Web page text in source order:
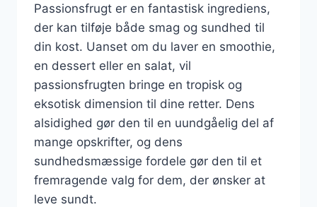
Passionsfrugt er en fantastisk ingrediens,
der kan tilføje både smag og sundhed til
din kost. Uanset om du laver en smoothie,
en dessert eller en salat, vil
passionsfrugten bringe en tropisk og
eksotisk dimension til dine retter. Dens
alsidighed gør den til en uundgåelig del af
mange opskrifter, og dens
sundhedsmæssige fordele gør den til et
fremragende valg for dem, der ønsker at
leve sundt.